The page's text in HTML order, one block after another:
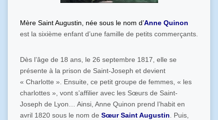
Mère Saint Augustin, née sous le nom d’Anne Quinon
est la sixième enfant d’une famille de petits commerçants.
Dès l’âge de 18 ans, le 26 septembre 1817, elle se
présente à la prison de Saint-Joseph et devient
« Charlotte ». Ensuite, ce petit groupe de femmes, « les
charlottes », vont s’affilier avec les Sœurs de Saint-
Joseph de Lyon… Ainsi, Anne Quinon prend l’habit en
avril 1820 sous le nom de Sœur Saint Augustin. Puis,